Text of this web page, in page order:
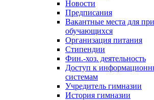
Новости
Предписания
Вакантные места для
обучающихся
Организация питания
Стипендии
Фин.-хоз. деятельность
Доступ к
системам
Учредитель гимназии
История гимназии